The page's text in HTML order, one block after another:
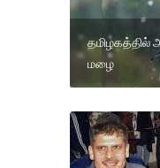
தமிழகத்தில்
மழை